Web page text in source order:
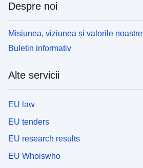
Despre noi
Misiunea, viziunea și valorile noastre
Buletin informativ
Alte servicii
EU law
EU tenders
EU research results
EU Whoiswho